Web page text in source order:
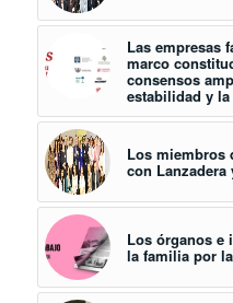
Las empresas
marco
consensos
estabilidad y
Los miembros
con Lanzadera
Los órganos e
la familia por